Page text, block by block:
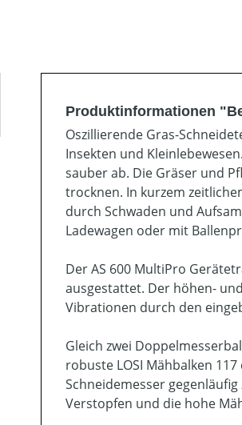
Produktinformationen
Oszillierende Gras-
Insekten und
sauber ab. Die Gräser und
trocknen. In kurzem
durch Schwaden und
Ladewagen oder mit
Der AS 600 MultiPro
ausgestattet. Der höhen-
Vibrationen durch den
Gleich zwei
robuste LOSI Mähbalken
Schneidemesser
Verstopfen und die hohe